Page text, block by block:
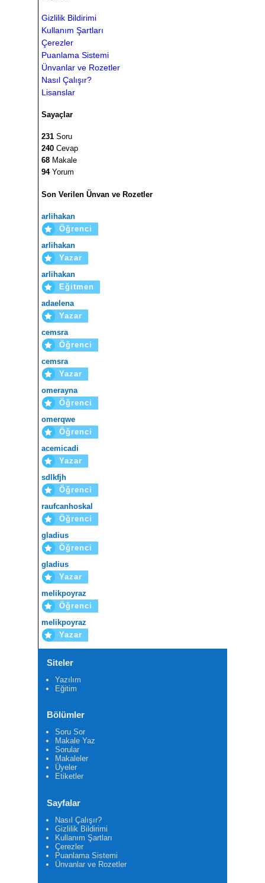
Gizlilik Bildirimi
Kullanım Şartları
Çerezler
Puanlama Sistemi
Ünvanlar ve Rozetler
Nasıl Çalışır?
Lisanslar
Sayaçlar
231 Soru
240 Cevap
68 Makale
94Yorum
Son Verilen Ünvan ve Rozetler
arlihakan
Öğrenci
arlihakan
Yazar
arlihakan
Eğitmen
adaelena
Yazar
cemsra
Öğrenci
cemsra
Yazar
omerayna
Öğrenci
omerqwe
Öğrenci
acemicadi
Yazar
sdlkfjh
Öğrenci
raufcanhoskal
Öğrenci
gladius
Öğrenci
gladius
Yazar
melikpoyraz
Öğrenci
melikpoyraz
Yazar
Siteler
Yazılım
Eğitim
Bölümler
Soru Sor
Makale Yaz
Sorular
Makaleler
Üyeler
Etiketler
Sayfalar
Nasıl Çalışır?
Gizlilik Bildirimi
Kullanım Şartları
Çerezler
Puanlama Sistemi
Ünvanlar ve Rozetler